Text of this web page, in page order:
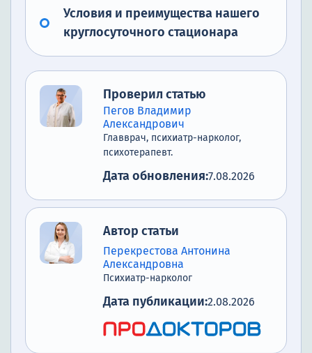
Условия и преимущества нашего
круглосуточного стационара
Проверил статью
Пегов Владимир
Александрович
Главврач, психиатр-нарколог,
психотерапевт.
Дата обновления:7.08.2026
Автор статьи
Перекрестова Антонина
Александровна
Психиатр-нарколог
Дата публикации:2.08.2026